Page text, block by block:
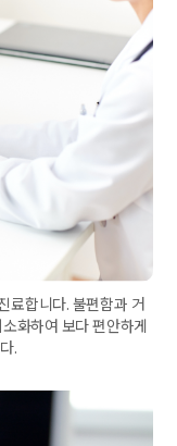
료합니다. 불편함과 거
화하여 보다 편안하게
.